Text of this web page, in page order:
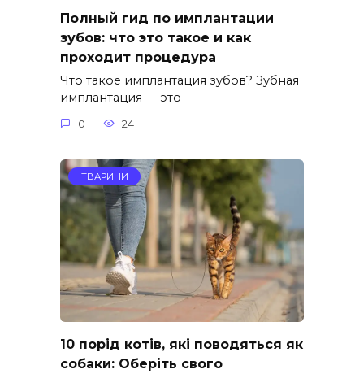
Полный гид по имплантации
зубов: что это такое и как
проходит процедура
Что такое имплантация зубов? Зубная
имплантация — это
0 24
ТВАРИНИ
10 порід котів, які поводяться як
собаки: Оберіть свого